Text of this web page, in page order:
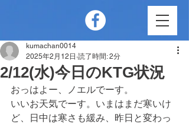
2/12(水)今日のKTG状況
kumachan0014
2025年2月12日 読了時間: 2分
おっはよー、ノエルでーす。
いいお天気でーす。いまはまだ寒いけ
ど、日中は寒さも緩み、昨日と変わっ